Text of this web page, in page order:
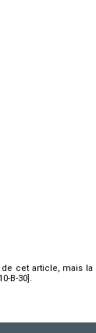
cet article, mais
B-30].